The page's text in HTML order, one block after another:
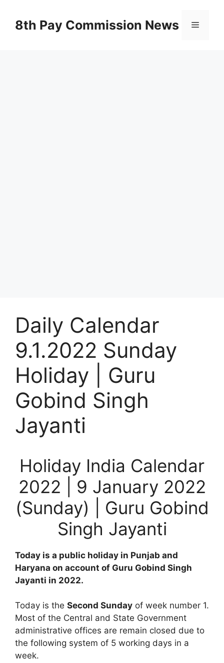
content8th Pay Commission News Menu
Daily Calendar
9.1.2022 Sunday
Holiday | Guru
Gobind Singh
Jayanti
Holiday India Calendar
2022 | 9 January 2022
(Sunday) | Guru Gobind
Singh Jayanti
Today is a public holiday in Punjab and
Haryana on account of Guru Gobind Singh
Jayanti in 2022.
Today is the Second Sunday of week number 1.
Most of the Central and State Government
administrative offices are remain closed due to
the following system of 5 working days in a
week.